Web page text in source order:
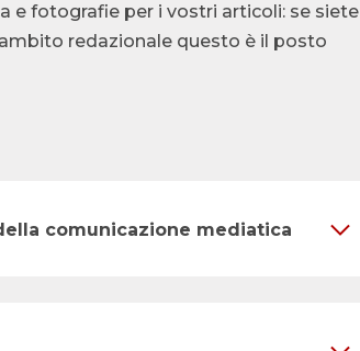
e fotografie per i vostri articoli: se siete
redazionale questo è il posto
comunicazione mediatica